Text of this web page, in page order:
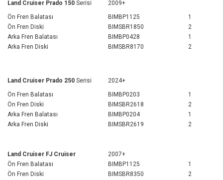
Land Cruiser Prado 150 Serisi
2009+
Ön Fren Balatası
BIMBP1125
1
Ön Fren Diski
BIMSBR1850
2
Arka Fren Balatası
BIMBP0428
1
Arka Fren Diski
BIMSBR8170 2
Land Cruiser Prado 250 Serisi
2024+
Ön Fren Balatası
BIMBP0203
1
Ön Fren Diski
BIMSBR2618
2
Arka Fren Balatası
BIMBP0204
1
Arka Fren Diski
BIMSBR2619 2
Land Cruiser FJ Cruiser
2007+
Ön Fren Balatası
BIMBP1125
1
Ön Fren Diski
BIMSBR8350
2